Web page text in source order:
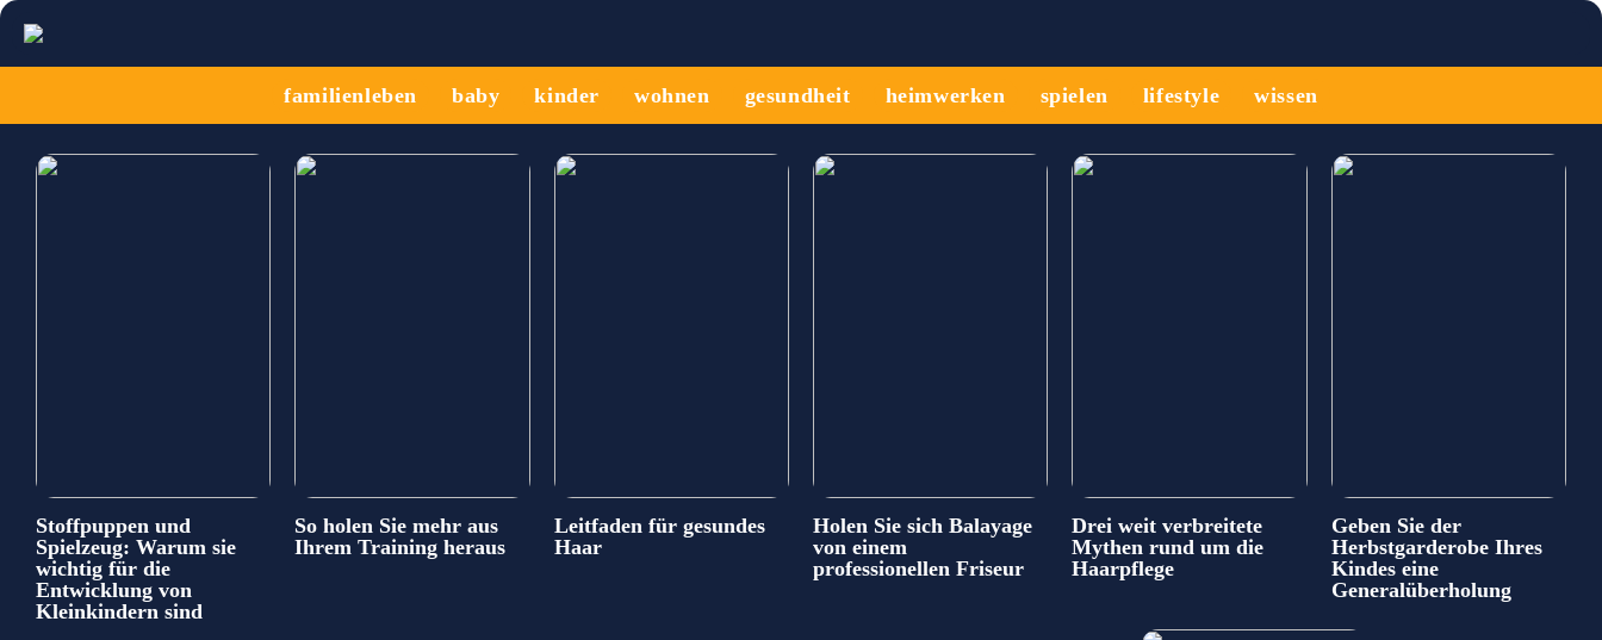
familienleben baby kinder wohnen gesundheit heimwerken spielen lifestyle wissen
Stoffpuppen und
Spielzeug: Warum sie
wichtig für die
Entwicklung von
Kleinkindern sind
So holen Sie mehr aus
Ihrem Training heraus
Leitfaden für gesundes
Haar
Holen Sie sich Balayage
von einem
professionellen Friseur
Drei weit verbreitete
Mythen rund um die
Haarpflege
Geben Sie der
Herbstgarderobe Ihres
Kindes eine
Generalüberholung